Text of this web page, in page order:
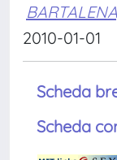
2010-01-01
Scheda
Scheda